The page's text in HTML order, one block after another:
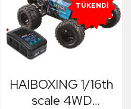
TÜKENDI
HAIBOXING 1/16th
scale 4WD